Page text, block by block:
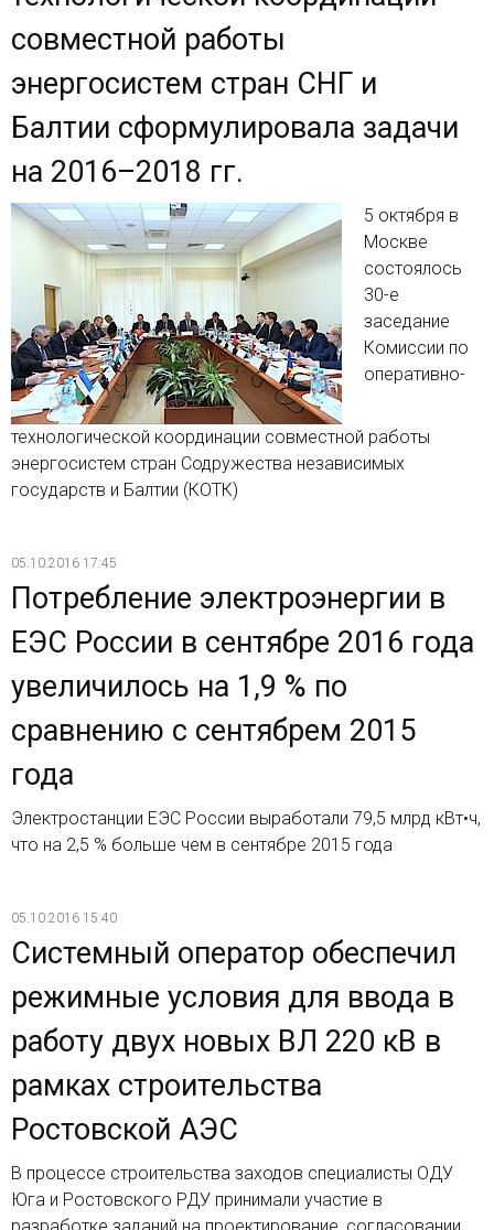
совместной работы
энергосистем стран СНГ и
Балтии сформулировала задачи
на 2016–2018 гг.
5 октября в
Москве
состоялось
30-е
заседание
Комиссии по
оперативно-
технологической координации совместной работы
энергосистем стран Содружества независимых
государств и Балтии (КОТК)
05.10.2016 17:45
Потребление электроэнергии в
ЕЭС России в сентябре 2016 года
увеличилось на 1,9 % по
сравнению с сентябрем 2015
года
Электростанции ЕЭС России выработали 79,5 млрд кВт•ч,
что на 2,5 % больше чем в сентябре 2015 года
05.10.2016 15:40
Системный оператор обеспечил
режимные условия для ввода в
работу двух новых ВЛ 220 кВ в
рамках строительства
Ростовской АЭС
В процессе строительства заходов специалисты ОДУ
Юга и Ростовского РДУ принимали участие в